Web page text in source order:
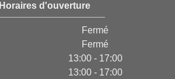
Horaires d'ouverture
Fermé
Fermé
13:00 - 17:00
13:00 - 17:00